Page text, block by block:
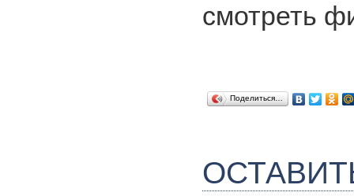
смотреть
Поделиться…